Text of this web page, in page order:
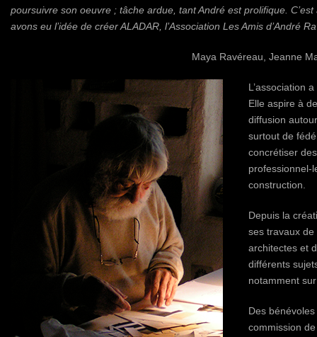
poursuivre son oeuvre ; tâche ardue, tant André est prolifique.
avons eu l’idée de créer ALADAR, l’Association Les Amis d’André
Maya Ravéreau, Jeanne
L’association
Elle aspire à
diffusion
surtout de
concrétiser
professionnel-
construction.
Depuis la
ses travaux de
architectes et
différents
notamment
Des
commission